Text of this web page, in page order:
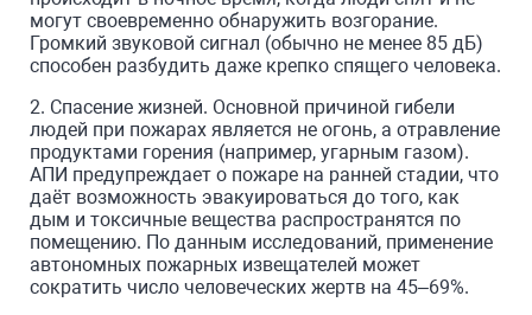
могут своевременно обнаружить возгорание.
Громкий звуковой сигнал (обычно не менее 85 дБ)
способен разбудить даже крепко спящего человека.
2. Спасение жизней. Основной причиной гибели
людей при пожарах является не огонь, а отравление
продуктами горения (например, угарным газом).
АПИ предупреждает о пожаре на ранней стадии, что
даёт возможность эвакуироваться до того, как
дым и токсичные вещества распространятся по
помещению. По данным исследований, применение
автономных пожарных извещателей может
сократить число человеческих жертв на 45–69%.